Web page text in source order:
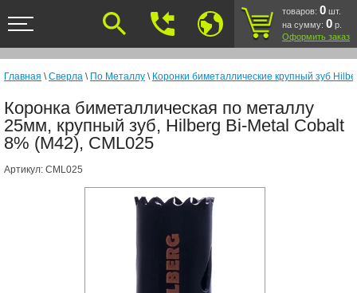
товаров: 0 шт.
на сумму: 0 р.
Оформить заказ
Главная \Сверла \ По Металлу \ Коронки биметаллические крупный зуб
Коронка биметаллическая по металлу
25мм, крупный зуб, Hilberg Bi-Metal Cobalt
8% (М42), CML025
Артикул: CML025